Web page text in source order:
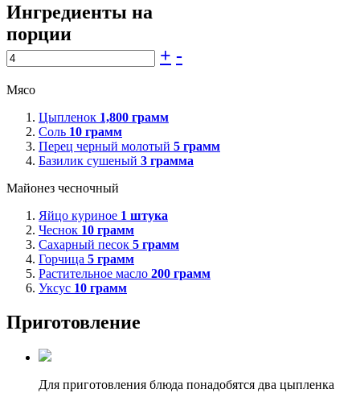
Ингредиенты на
порции
+ -
Мясо
Цыпленок 1,800 грамм
Соль 10 грамм
Перец черный молотый 5 грамм
Базилик сушеный 3 грамма
Майонез чесночный
Яйцо куриное 1 штука
Чеснок 10 грамм
Сахарный песок 5 грамм
Горчица 5 грамм
Растительное масло 200 грамм
Уксус 10 грамм
Приготовление
Для приготовления блюда понадобятся два цыпленка